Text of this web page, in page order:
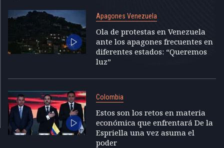
Apagones Venezuela
Ola de protestas en Venezuela
ante los apagones frecuentes en
diferentes estados: “Queremos
luz”
Colombia
Estos son los retos en materia
económica que enfrentará De la
Espriella una vez asuma el
poder